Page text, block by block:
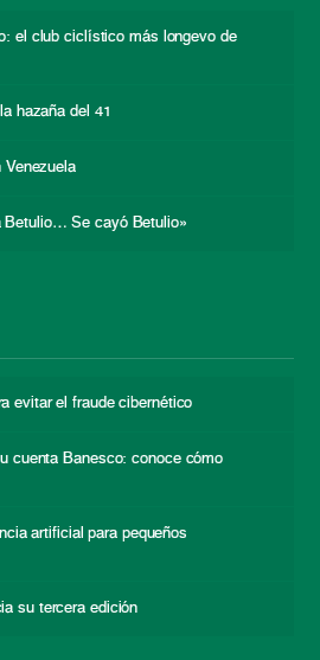
el club ciclístico más longevo de
hazaña del 41
Venezuela
Se cayó Betulio»
evitar el fraude cibernético
cuenta Banesco: conoce cómo
artificial para pequeños
su tercera edición